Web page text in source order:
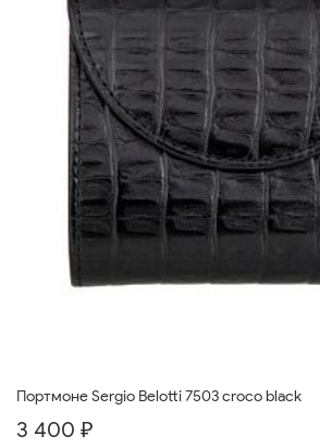
Портмоне Sergio Belotti 7503 croco black
3 400 ₽